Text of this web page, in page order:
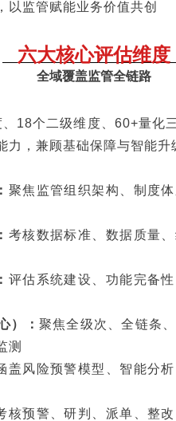
以监管赋能业务价值共创
六大核心评估维度
全域覆盖监管全链路
18个二级维度、60+量化
力，兼顾基础保障与智能升
聚焦监管组织架构、制度
考核数据标准、数据质量
评估系统建设、功能完备
）： 聚焦全级次、全链条
测
盖风险预警模型、智能分
核预警、研判、派单、整